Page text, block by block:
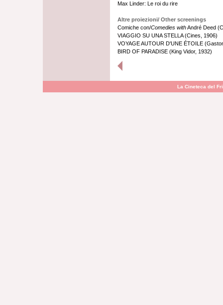
Max Linder: Le roi du rire
Altre proiezioni/ Other screenings
Comiche con/Comedies withAndré Deed
VIAGGIO SU UNA STELLA (Cines, 1906)
VOYAGE AUTOUR D'UNE ÉTOILE
BIRD OF PARADISE (King Vidor, 1932)
La Cineteca del